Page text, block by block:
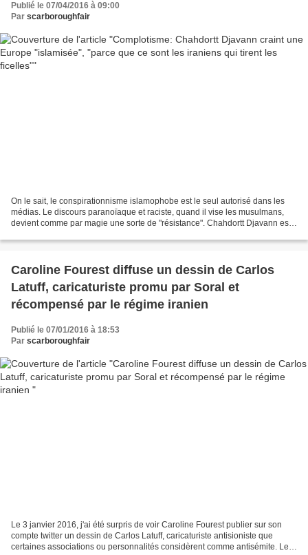
Publié le 07/04/2016 à 09:00
Par scarboroughfair
On le sait, le conspirationnisme islamophobe est le seul autorisé dans les
médias. Le discours paranoïaque et raciste, quand il vise les musulmans,
devient comme par magie une sorte de "résistance". Chahdortt Djavann est
Caroline Fourest diffuse un dessin de Carlos
Latuff, caricaturiste promu par Soral et
récompensé par le régime iranien
Publié le 07/01/2016 à 18:53
Par scarboroughfair
Le 3 janvier 2016, j'ai été surpris de voir Caroline Fourest publier sur son
compte twitter un dessin de Carlos Latuff, caricaturiste antisioniste que
certaines associations ou personnalités considèrent comme antisémite. Les